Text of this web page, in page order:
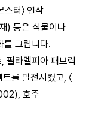
터〉 연작
) 등은 식물이나
를 그립니다.
필라델피아 패브릭
를 발전시켰고, 〈
호주